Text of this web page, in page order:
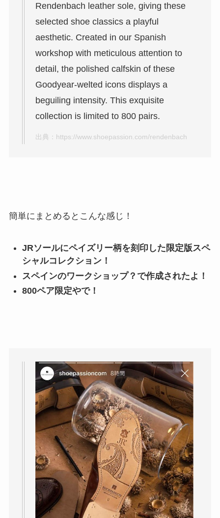
Rendenbach leather sole, giving these
selected shoe classics a playful
aesthetic. Created in our Spanish
workshop with meticulous attention to
detail, the polished calfskin of these
Goodyear-welted icons displays a
beguiling intensity. This exquisite
collection is limited to 800 pairs.
出典： https://www.shoepassion.com/rendenbach
簡単にまとめるとこんな感じ！
JRソールにペイズリー柄を刻印した限定版スペ
シャルコレクション！
スペインのワークショップ？で作成されたよ！
800ペア限定やで！